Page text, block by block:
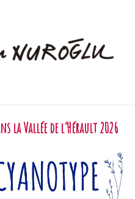
la Vallée de l’Hérault 2026